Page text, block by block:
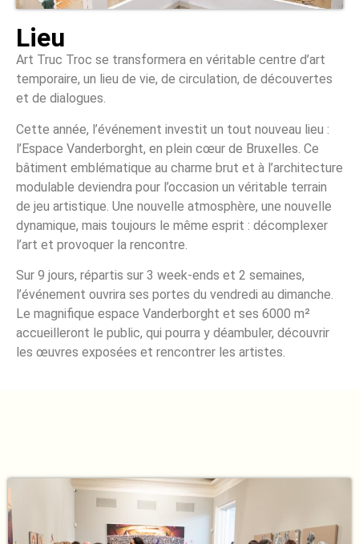
Lieu
Art Truc Troc se transformera en véritable centre d’art
temporaire, un lieu de vie, de circulation, de découvertes
et de dialogues.
Cette année, l’événement investit un tout nouveau lieu :
l’Espace Vanderborght, en plein cœur de Bruxelles. Ce
bâtiment emblématique au charme brut et à l’architecture
modulable deviendra pour l’occasion un véritable terrain
de jeu artistique. Une nouvelle atmosphère, une nouvelle
dynamique, mais toujours le même esprit : décomplexer
l’art et provoquer la rencontre.
Sur 9 jours, répartis sur 3 week-ends et 2 semaines,
l’événement ouvrira ses portes du vendredi au dimanche.
Le magnifique espace Vanderborght et ses 6000 m²
accueilleront le public, qui pourra y déambuler, découvrir
les œuvres exposées et rencontrer les artistes.